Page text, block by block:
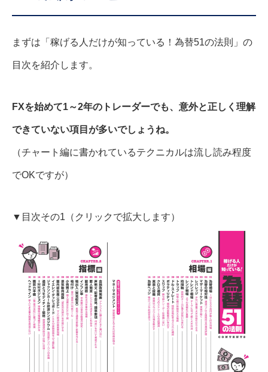
まずは「稼げる人だけが知っている！為替51の法則」の
目次を紹介します。
FXを始めて1～2年のトレーダーでも、意外と正しく理解
できていない項目が多いでしょうね。
（チャート編に書かれているテクニカルは流し読み程度
でOKですが）
▼目次その1（クリックで拡大します）